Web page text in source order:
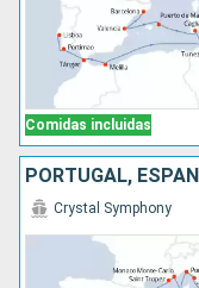
Comidas incluidas
Crystal Symphony